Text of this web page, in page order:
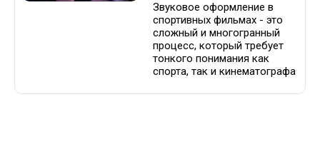
Звуковое оформление в
спортивных фильмах - это
сложный и многогранный
процесс, который требует
тонкого понимания как
спорта, так и кинематографа